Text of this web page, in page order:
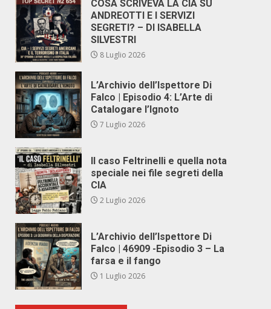
COSA SCRIVEVA LA CIA SU
ANDREOTTI E I SERVIZI
SEGRETI? – DI ISABELLA
SILVESTRI
8 Luglio 2026
L’Archivio dell’Ispettore Di
Falco | Episodio 4: L’Arte di
Catalogare l’Ignoto
7 Luglio 2026
Il caso Feltrinelli e quella nota
speciale nei file segreti della
CIA
2 Luglio 2026
L’Archivio dell’Ispettore Di
Falco | 46909 -Episodio 3 – La
farsa e il fango
1 Luglio 2026